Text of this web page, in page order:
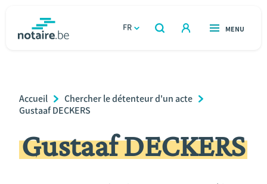
FR
OUVERT
RECHERCHER
OUVERT
MENU
Relations et vivre ensemble
Héritage et donations
Breadcrumb
Accueil
Chercher le détenteur d'un acte
Gustaaf DECKERS
Gustaaf DECKERS